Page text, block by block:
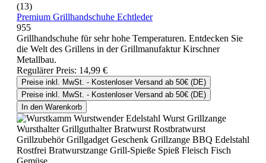
(13)
Premium Grillhandschuhe Echtleder
955
Grillhandschuhe für sehr hohe Temperaturen. Entdecken Sie
die Welt des Grillens in der Grillmanufaktur Kirschner
Metallbau.
Regulärer Preis: 14,99 €
Preise inkl. MwSt. - Kostenloser Versand ab 50€ (DE)
Preise inkl. MwSt. - Kostenloser Versand ab 50€ (DE)
In den Warenkorb